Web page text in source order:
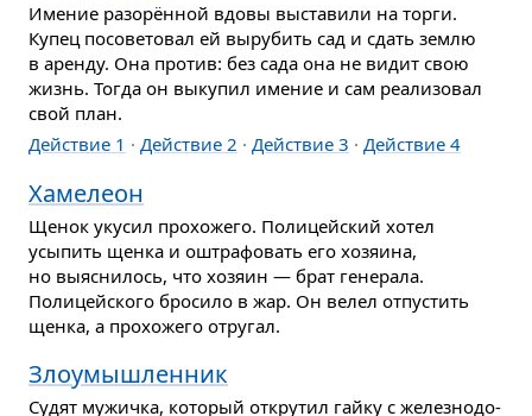
Имение разорённой вдовы выставили на торги.
Купец посоветовал ей вырубить сад и сдать землю
в аренду. Она против: без сада она не видит свою
жизнь. Тогда он выкупил имение и сам реализовал
свой план.
Действие 1
Действие 2 Действие 3 Действие 4
Хамелеон
Щенок укусил прохожего. Полицейский хотел
усыпить щенка и оштрафовать его хозяина,
но выяснилось, что хозяин — брат генерала.
Полицейского бросило в жар. Он велел отпустить
щенка, а прохожего отругал.
Злоумышленник
Судят мужичка, который открутил гайку с железно­до­